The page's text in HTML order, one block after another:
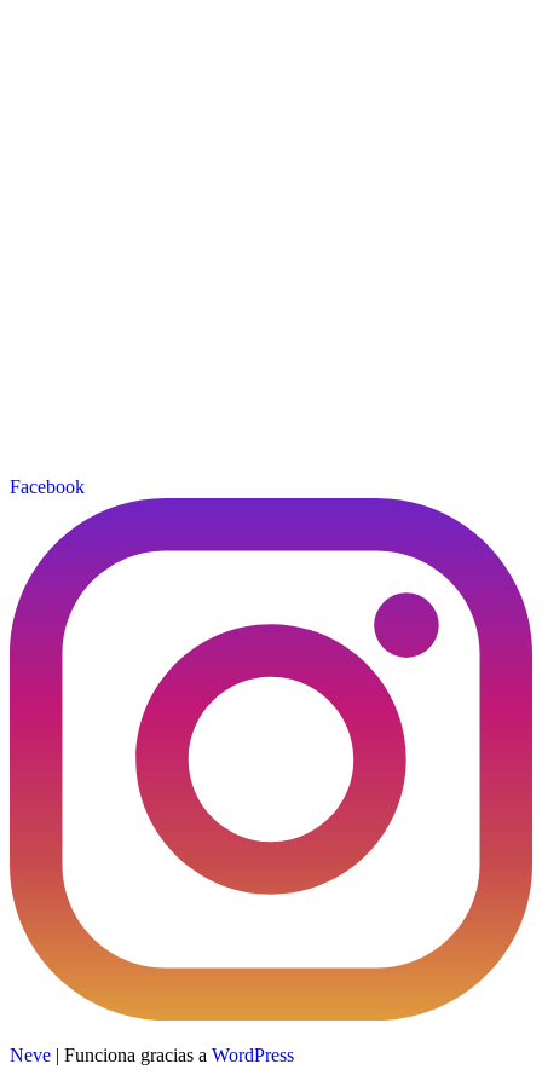
Facebook
Neve | Funciona gracias a WordPress